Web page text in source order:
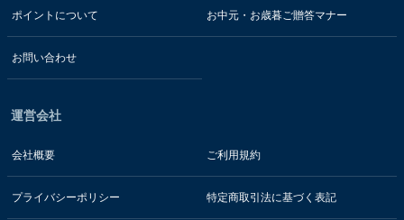
ポイントについて お中元・お歳暮ご贈答マナー
お問い合わせ
運営会社
会社概要 ご利用規約
プライバシーポリシー 特定商取引法に基づく表記